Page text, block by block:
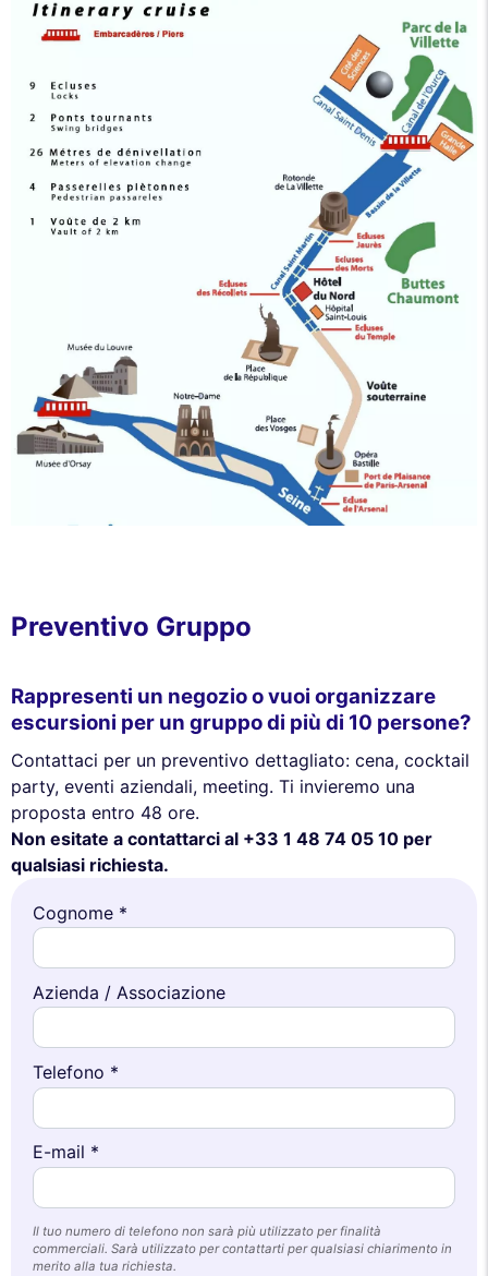
Preventivo Gruppo
Rappresenti un negozio o vuoi organizzare
escursioni per un gruppo di più di 10 persone?
Contattaci per un preventivo dettagliato: cena, cocktail
party, eventi aziendali, meeting. Ti invieremo una
proposta entro 48 ore.
Non esitate a contattarci al +33 1 48 74 05 10 per
qualsiasi richiesta.
Cognome *
Azienda / Associazione
Telefono *
E-mail *
Il tuo numero di telefono non sarà più utilizzato per finalità
commerciali. Sarà utilizzato per contattarti per qualsiasi chiarimento in
merito alla tua richiesta.